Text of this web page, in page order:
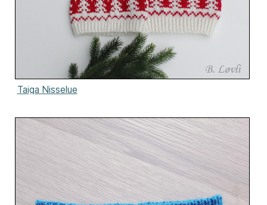
Taiga Nisselue